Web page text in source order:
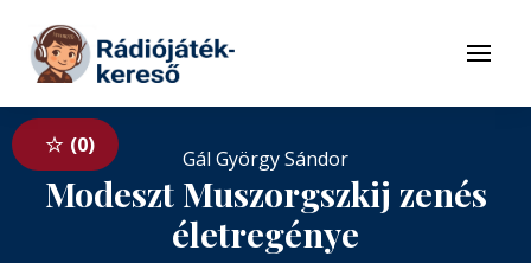
Tovább a tartalomhoz
Menü
0
Gál György Sándor
Modeszt Muszorgszkij zenés
életregénye